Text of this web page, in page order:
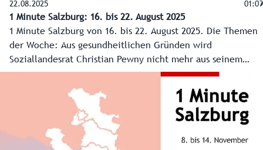
22.08.2025 01:09
1 Minute Salzburg: 16. bis 22. August 2025
1 Minute Salzburg von 16. bis 22. August 2025. Die Themen
der Woche: Aus gesundheitlichen Gründen wird
Soziallandesrat Christian Pewny nicht mehr aus seinem
Krankenstand in die Landesregierung zurückkehren. Zurück
am Spielfeld ist hingegen „Jugend zum Sport“ beim
Sportzentrum Rif. In eine Spielpause wurde die
Sanierungsförderung geschickt. Und langsamer und vor
allem leiser sollten es die Autofahrer seit dieser Woche
angehen: Salzburg testet Lärmblitzer.